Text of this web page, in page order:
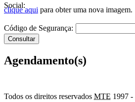
Social:
clique aqui para obter uma nova imagem.
Código de Segurança:
Agendamento(s)
Todos os direitos reservados MTE 1997 -